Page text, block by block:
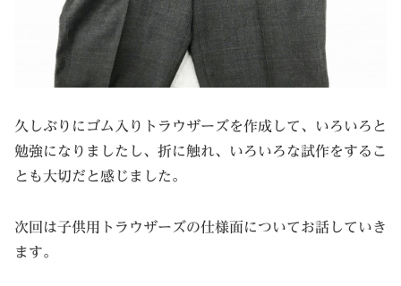
久しぶりにゴム入りトラウザーズを作成して、いろいろと
勉強になりましたし、折に触れ、いろいろな試作をするこ
とも大切だと感じました。
次回は子供用トラウザーズの仕様面についてお話していき
ます。